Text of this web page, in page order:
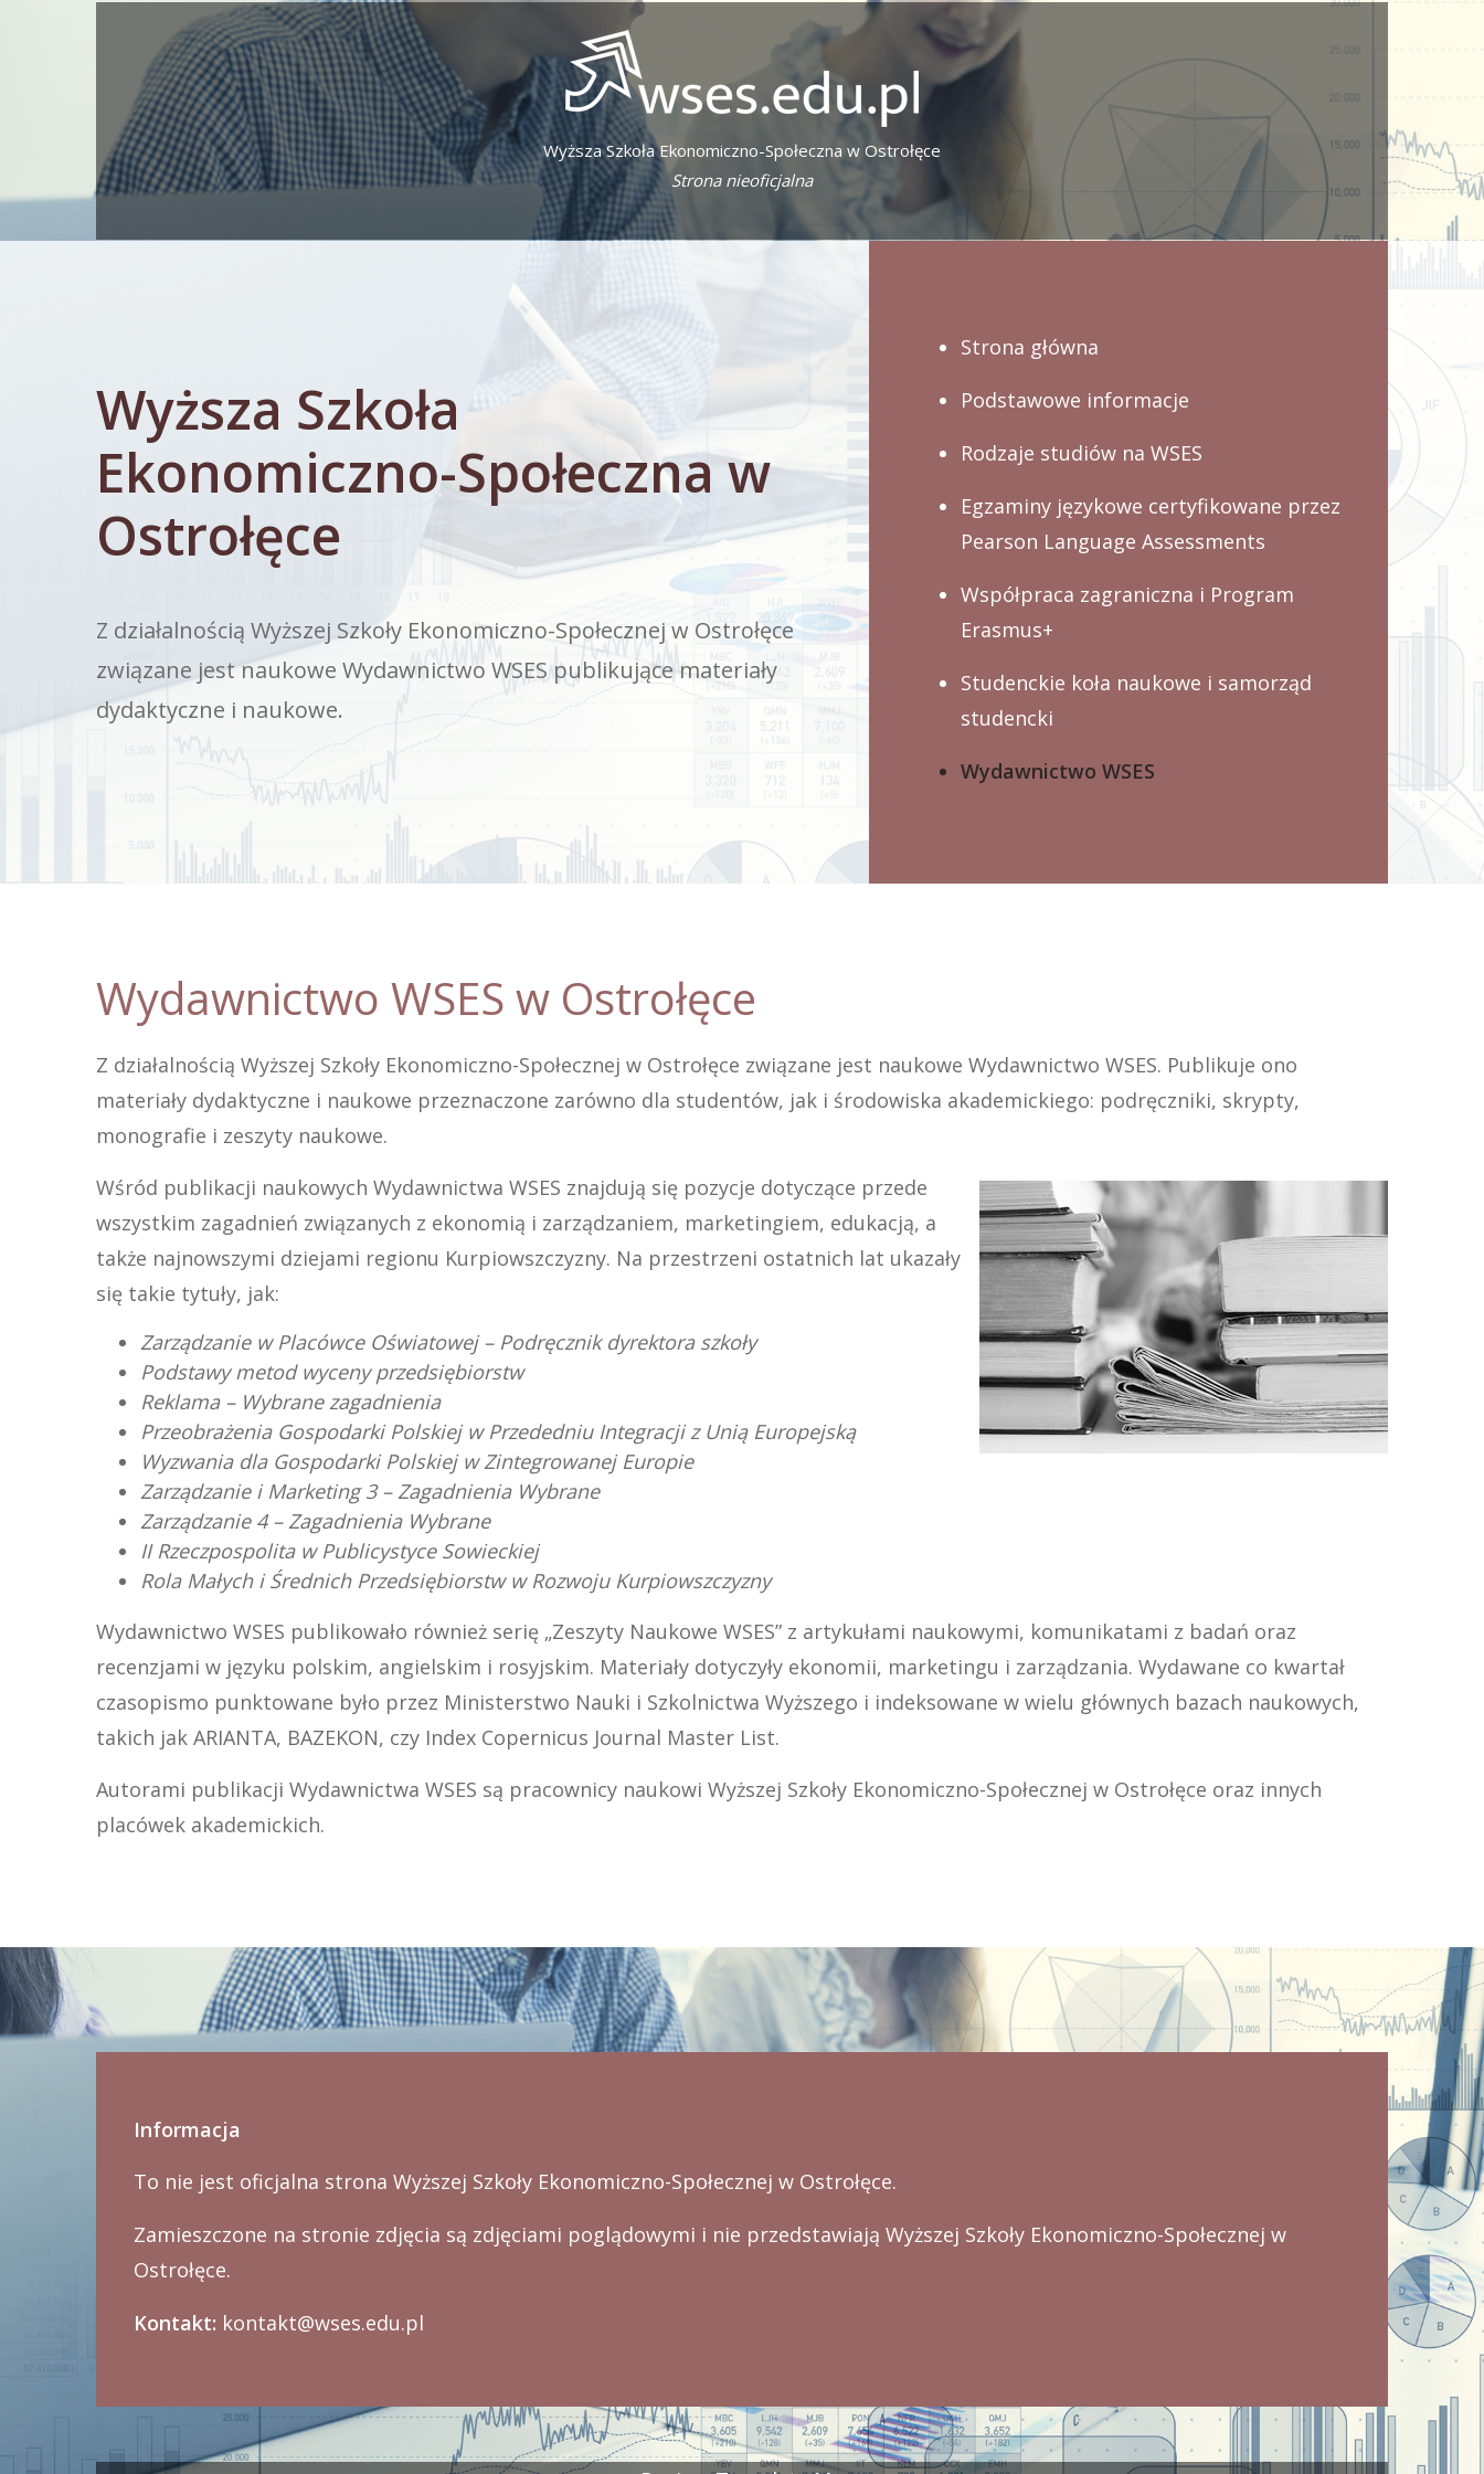
Wyższa Szkoła Ekonomiczno-Społeczna w Ostrołęce
Strona nieoficjalna
Wyższa Szkoła
Ekonomiczno-Społeczna w
Ostrołęce
Z działalnością Wyższej Szkoły Ekonomiczno-Społecznej w Ostrołęce
związane jest naukowe Wydawnictwo WSES publikujące materiały
dydaktyczne i naukowe.
Strona główna
Podstawowe informacje
Rodzaje studiów na WSES
Egzaminy językowe certyfikowane przez
Pearson Language Assessments
Współpraca zagraniczna i Program
Erasmus+
Studenckie koła naukowe i samorząd
studencki
Wydawnictwo WSES
Wydawnictwo WSES w Ostrołęce
Z działalnością Wyższej Szkoły Ekonomiczno-Społecznej w Ostrołęce związane jest naukowe Wydawnictwo WSES. Publikuje ono
materiały dydaktyczne i naukowe przeznaczone zarówno dla studentów, jak i środowiska akademickiego: podręczniki, skrypty,
monografie i zeszyty naukowe.
Wśród publikacji naukowych Wydawnictwa WSES znajdują się pozycje dotyczące przede
wszystkim zagadnień związanych z ekonomią i zarządzaniem, marketingiem, edukacją, a
także najnowszymi dziejami regionu Kurpiowszczyzny. Na przestrzeni ostatnich lat ukazały
się takie tytuły, jak:
Zarządzanie w Placówce Oświatowej – Podręcznik dyrektora szkoły
Podstawy metod wyceny przedsiębiorstw
Reklama – Wybrane zagadnienia
Przeobrażenia Gospodarki Polskiej w Przededniu Integracji z Unią Europejską
Wyzwania dla Gospodarki Polskiej w Zintegrowanej Europie
Zarządzanie i Marketing 3 – Zagadnienia Wybrane
Zarządzanie 4 – Zagadnienia Wybrane
II Rzeczpospolita w Publicystyce Sowieckiej
Rola Małych i Średnich Przedsiębiorstw w Rozwoju Kurpiowszczyzny
Wydawnictwo WSES publikowało również serię „Zeszyty Naukowe WSES” z artykułami naukowymi, komunikatami z badań oraz
recenzjami w języku polskim, angielskim i rosyjskim. Materiały dotyczyły ekonomii, marketingu i zarządzania. Wydawane co kwartał
czasopismo punktowane było przez Ministerstwo Nauki i Szkolnictwa Wyższego i indeksowane w wielu głównych bazach naukowych,
takich jak ARIANTA, BAZEKON, czy Index Copernicus Journal Master List.
Autorami publikacji Wydawnictwa WSES są pracownicy naukowi Wyższej Szkoły Ekonomiczno-Społecznej w Ostrołęce oraz innych
placówek akademickich.
Informacja
To nie jest oficjalna strona Wyższej Szkoły Ekonomiczno-Społecznej w Ostrołęce.
Zamieszczone na stronie zdjęcia są zdjęciami poglądowymi i nie przedstawiają Wyższej Szkoły Ekonomiczno-Społecznej w
Ostrołęce.
Kontakt: kontakt@wses.edu.pl